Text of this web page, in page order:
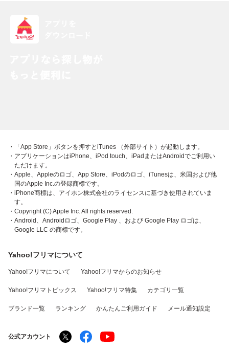
・「App Store」ボタンを押すとiTunes （外部サイト）が起動します。
・アプリケーションはiPhone、iPod touch、iPadまたはAndroidでご利用い
ただけます。
・Apple、Appleのロゴ、App Store、iPodのロゴ、iTunesは、米国および他
国のApple Inc.の登録商標です。
・iPhone商標は、アイホン株式会社のライセンスに基づき使用されていま
す。
・Copyright (C) Apple Inc. All rights reserved.
・Android、Androidロゴ、Google Play 、および Google Play ロゴは、
Google LLC の商標です。
Yahoo!フリマについて
Yahoo!フリマについて Yahoo!フリマからのお知らせ
Yahoo!フリマトピックス Yahoo!フリマ特集 カテゴリ一覧
ブランド一覧 ランキング かんたんご利用ガイド メール通知設定
公式アカウント